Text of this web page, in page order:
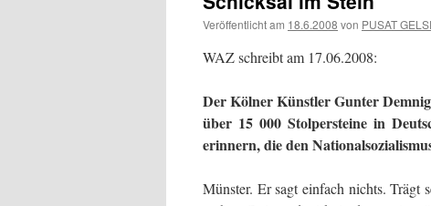
Veröffentlicht am 18.6.2008 von PUSAT
WAZ schreibt am 17.06.2008:
Der Kölner Künstler Gunter
über 15 000 Stolpersteine in
erinnern, die den
Münster. Er sagt einfach nichts. Trägt